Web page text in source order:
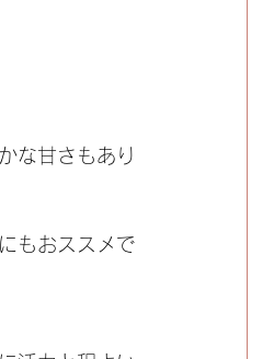
な甘さもあり
もおススメで